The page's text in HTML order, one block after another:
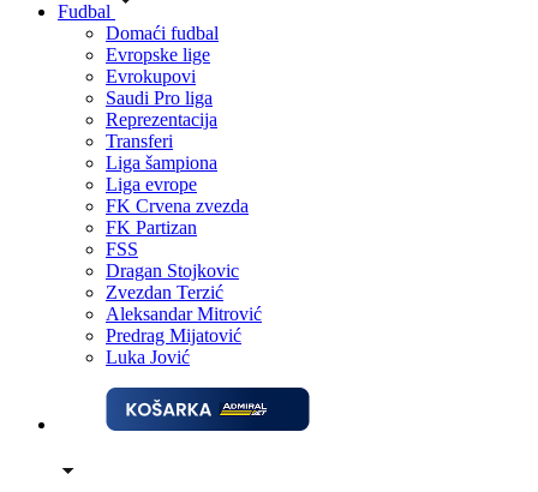
Fudbal
Domaći fudbal
Evropske lige
Evrokupovi
Saudi Pro liga
Reprezentacija
Transferi
Liga šampiona
Liga evrope
FK Crvena zvezda
FK Partizan
FSS
Dragan Stojkovic
Zvezdan Terzić
Aleksandar Mitrović
Predrag Mijatović
Luka Jović